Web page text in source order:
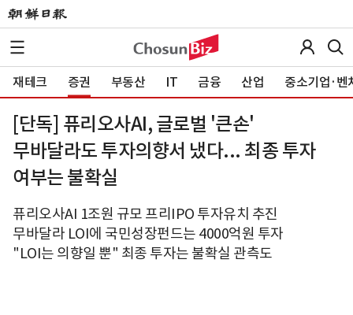
재테크 증권 부동산 IT 금융 산업 중소기업·벤
[단독] 퓨리오사AI, 글로벌 '큰손'
무바달라도 투자의향서 냈다... 최종 투자
여부는 불확실
퓨리오사AI 1조원 규모 프리IPO 투자유치 추진
무바달라 LOI에 국민성장펀드는 4000억원 투자
"LOI는 의향일 뿐" 최종 투자는 불확실 관측도